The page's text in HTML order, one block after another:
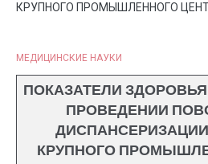
КРУПНОГО ПРОМЫШЛЕННОГО
МЕДИЦИНСКИЕ НАУКИ
ПОКАЗАТЕЛИ
ПРОВЕДЕНИИ
КРУПНОГО